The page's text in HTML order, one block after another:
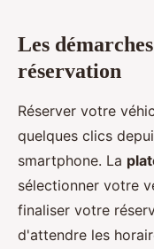
Les
réservation
Réserver votre
quelques clics
smartphone. La
sélectionner votre
finaliser votre
d'attendre les